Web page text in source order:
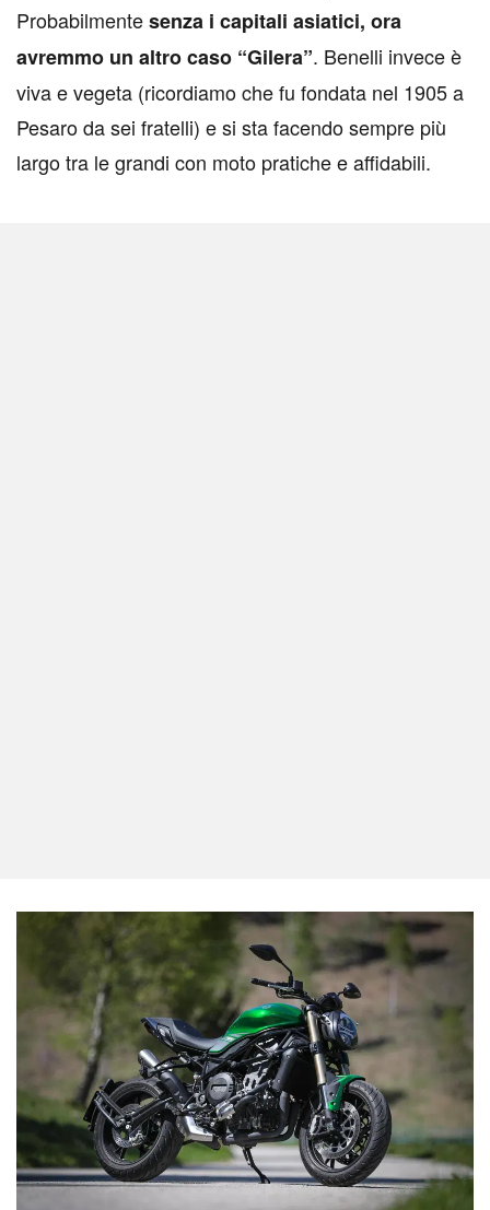
Probabilmentesenza i capitali asiatici, ora
avremmo un altro caso “Gilera”. Benelli invece è
viva e vegeta (ricordiamo che fu fondata nel 1905 a
Pesaro da sei fratelli) e si sta facendo sempre più
largo tra le grandi con moto pratiche e affidabili.